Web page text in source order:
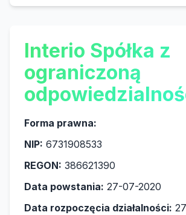
Interio Spółka z
ograniczoną
Forma prawna:
NIP: 6731908533
REGON: 386621390
Data powstania: 27-07-2020
Data rozpoczęcia działalności: